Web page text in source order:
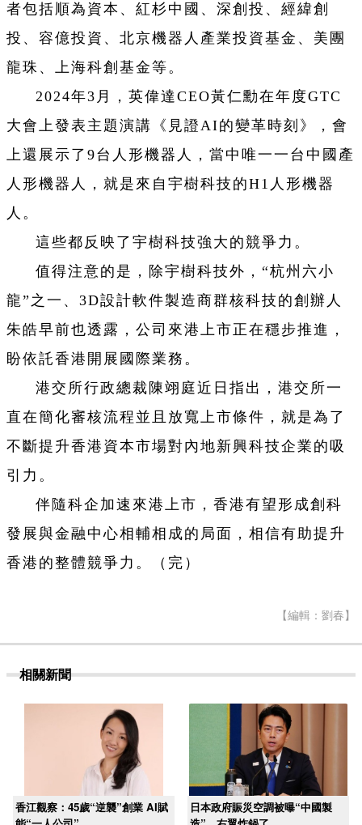
者包括順為資本、紅杉中國、深創投、經緯創
投、容億投資、北京機器人產業投資基金、美團
龍珠、上海科創基金等。
2024年3月，英偉達CEO黃仁勳在年度GTC
大會上發表主題演講《見證AI的變革時刻》，會
上還展示了9台人形機器人，當中唯一一台中國產
人形機器人，就是來自宇樹科技的H1人形機器
人。
這些都反映了宇樹科技強大的競爭力。
值得注意的是，除宇樹科技外，“杭州六小
龍”之一、3D設計軟件製造商群核科技的創辦人
朱皓早前也透露，公司來港上市正在穩步推進，
盼依託香港開展國際業務。
港交所行政總裁陳翊庭近日指出，港交所一
直在簡化審核流程並且放寬上市條件，就是為了
不斷提升香港資本市場對內地新興科技企業的吸
引力。
伴隨科企加速來港上市，香港有望形成創科
發展與金融中心相輔相成的局面，相信有助提升
香港的整體競爭力。（完）
【編輯：劉春】
相關新聞
香江觀察：45歲“逆襲”創業 AI賦
日本政府賑災空調被曝“中國製